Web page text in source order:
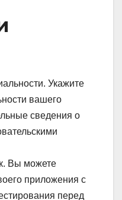
Укажите
вашего
сведения о
Вы можете
приложения с
перед